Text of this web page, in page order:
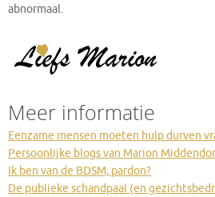
abnormaal.
Meer informatie
Eenzame mensen moeten hulp durven
Persoonlijke blogs van Marion
Ik ben van de BDSM, pardon?
De publieke schandpaal (en